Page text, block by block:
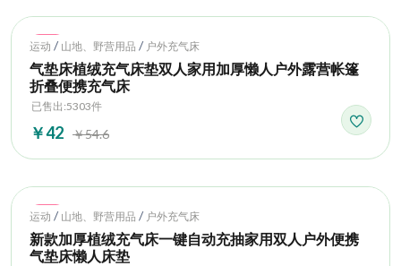
Hot
运动 / 山地、野营用品 / 户外充气床
气垫床植绒充气床垫双人家用加厚懒人户外露营帐篷
折叠便携充气床
已售出:5303件
￥42 ￥54.6
Hot
运动 / 山地、野营用品 / 户外充气床
新款加厚植绒充气床一键自动充抽家用双人户外便携
气垫床懒人床垫